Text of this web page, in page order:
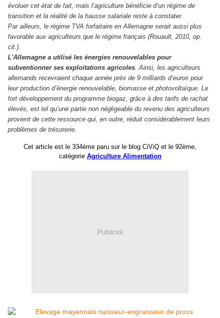
évoluer cet état de fait, mais l’agriculture bénéficie d’un régime de
transition et la réalité de la hausse salariale reste à constater.
Par ailleurs, le régime TVA forfaitaire en Allemagne serait aussi plus
favorable aux agriculteurs que le régime français (Rouault, 2010, op.
cit.).
L’Allemagne a utilisé les énergies renouvelables pour
subventionner ses exploitations agricoles. Ainsi, les agriculteurs
allemands recevraient chaque année près de 9 milliards d’euros pour
leur production d’énergie renouvelable, biomasse et photovoltaïque. Le
fort développement du programme biogaz, grâce à des tarifs de rachat
élevés, est tel qu’une partie non négligeable du revenu des agriculteurs
provient de cette ressource qui, en outre, réduit considérablement leurs
problèmes de trésorerie.
Cet article est le 334ème paru sur le blog CiViQ et le 92ème,
catégorie Agriculture Alimentation
Publicité